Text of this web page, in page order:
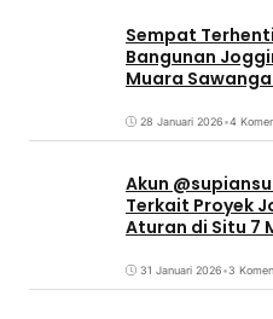
Sempat
Bangunan
Muara
28 Januari 2026•4
Akun
Terkait Proyek
Aturan di Situ 7
31 Januari 2026•3